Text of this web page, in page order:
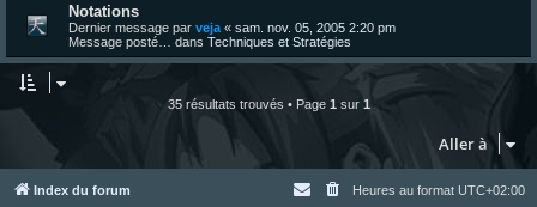
Notations
Dernier message par veja « sam. nov. 05, 2005 2:20 pm
Message posté… dans Techniques et Stratégies
35 résultats trouvés • Page 1 sur 1
Aller à
Index du forum Heures au format UTC+02:00